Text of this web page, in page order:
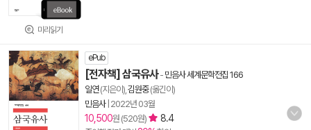
미리읽기
ePub
[전자책] 삼국유사- 민음사 세계문학전집 166
일연(지은이), 김원중(옮긴이)
민음사| 2022년 03월
10,500원 (520원) 8.4